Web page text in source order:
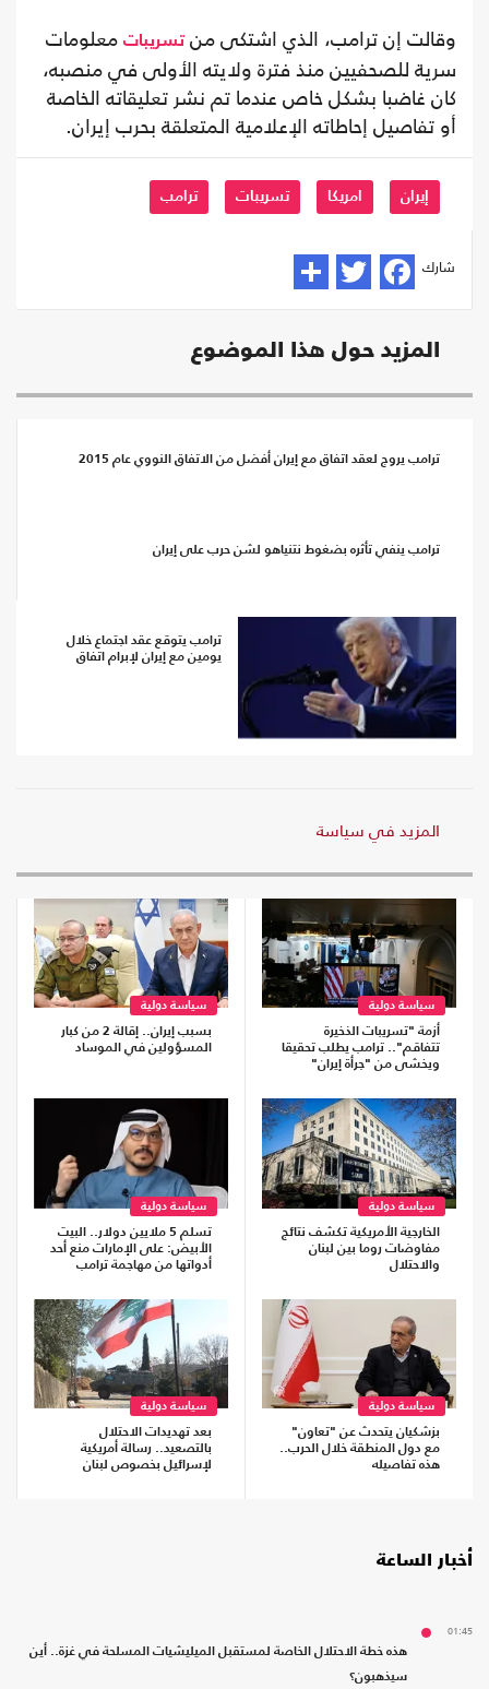
وقالت إن ترامب، الذي اشتكى منتسريبات معلومات
سرية للصحفيين منذ فترة ولايته الأولى في منصبه،
كان غاضبا بشكل خاص عندما تم نشر تعليقاته الخاصة
أو تفاصيل إحاطاته الإعلامية المتعلقة بحرب إيران.
إيران امريكا تسريبات ترامب
شارك
المزيد حول هذا الموضوع
ترامب يروج لعقد اتفاق مع إيران أفضل من الاتفاق النووي عام 2015
ترامب ينفي تأثره بضغوط نتنياهو لشن حرب على إيران
ترامب يتوقع عقد اجتماع خلال
يومين مع إيران لإبرام اتفاق
المزيد في سياسة
سياسة دولية
أزمة "تسريبات الذخيرة
تتفاقم".. ترامب يطلب تحقيقا
ويخشى من "جرأة إيران"
سياسة دولية
بسبب إيران.. إقالة 2 من كبار
المسؤولين في الموساد
سياسة دولية
الخارجية الأمريكية تكشف نتائج
مفاوضات روما بين لبنان
والاحتلال
سياسة دولية
تسلم 5 ملايين دولار.. البيت
الأبيض: على الإمارات منع أحد
أدواتها من مهاجمة ترامب
سياسة دولية
بزشكيان يتحدث عن "تعاون"
مع دول المنطقة خلال الحرب..
هذه تفاصيله
سياسة دولية
بعد تهديدات الاحتلال
بالتصعيد.. رسالة أمريكية
لإسرائيل بخصوص لبنان
أخبار الساعة
01:45
هذه خطة الاحتلال الخاصة لمستقبل الميليشيات المسلحة في غزة.. أين
سيذهبون؟